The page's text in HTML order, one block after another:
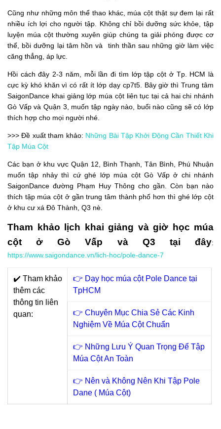
Cũng như những môn thể thao khác, múa cột thật sự đem lại rất
nhiều ích lợi cho người tập. Không chỉ bồi dưỡng sức khỏe, tập
luyện múa cột thường xuyên giúp chúng ta giải phóng được cơ
thể, bồi dưỡng lại tâm hồn và tinh thần sau những giờ làm việc
căng thẳng, áp lực.
Hồi cách đây 2-3 năm, mỗi lần đi tìm lớp tập cột ở Tp. HCM là
cực kỳ khó khăn vì có rất ít lớp dạy cp7t5. Bây giờ thì Trung tâm
SaigonDance khai giảng lớp múa cột liên tục tại cả hai chi nhánh
Gò Vấp và Quận 3, muốn tập ngày nào, buổi nào cũng sẽ có lớp
thích hợp cho mọi người nhé.
>>> Đề xuất tham khảo: Những Bài Tập Khởi Động Cần Thiết Khi
Tập Múa Cột
Các bạn ở khu vực Quận 12, Bình Thạnh, Tân Bình, Phú Nhuận
muốn tập nhảy thì cứ ghé lớp múa cột Gò Vấp ở chi nhánh
SaigonDance đường Phạm Huy Thông cho gần. Còn bạn nào
thích tập múa cột ở gần trung tâm thành phố hơn thì ghé lớp cột
ở khu cư xá Đô Thành, Q3 nè.
Tham khảo lịch khai giảng và giờ học múa
cột ở Gò Vấp và Q3 tại đây:
https://www.saigondance.vn/lich-hoc/pole-dance-7
✔️ Tham khảo
thêm các
thông tin liên
quan:
👉 Dạy học múa cột Pole Dance tại
TpHCM
👉 Chuyên Mục Chia Sẻ Các Kinh
Nghiệm Về Múa Cột Chuẩn
👉 Những Lưu Ý Quan Trọng Để Tập
Múa Cột An Toàn
👉 Nên và Không Nên Khi Tập Pole
Dane ( Múa Cột)